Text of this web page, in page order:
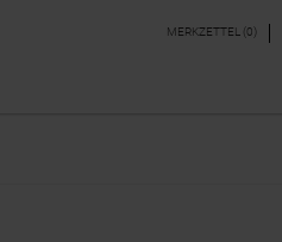
MERKZETTEL (0)